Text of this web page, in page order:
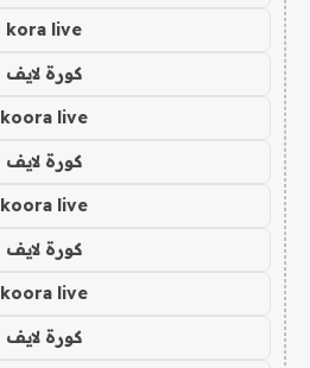
kora live
كورة لايف
koora live
كورة لايف
koora live
كورة لايف
koora live
كورة لايف